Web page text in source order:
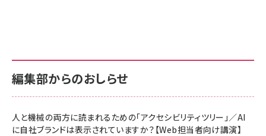
￥880
anan(アンアン)2026/06/24号 No.2500増刊
スペシャルエディション[王道エンタメの矜持／
￥1,100
サポート正規品 メーカー保証5年 KLMEA128G
NIMASO ガラスフィルム iPhone 17 用 保護フィ
すい ガイド枠付き いPhone17 (6.3インチ) 対応
2枚セット DSP25F1698
￥1,599
サポート正規品 メーカー保証5年 KLMEA128G
Amazon eギフトカード - Amazonロゴ - クラ
￥5,000
編集部からのおしらせ
人と機械の両方に読まれるための「アクセシビリティツリー」／AI
に自社ブランドは表示されていますか？【Web担当者向け講演】